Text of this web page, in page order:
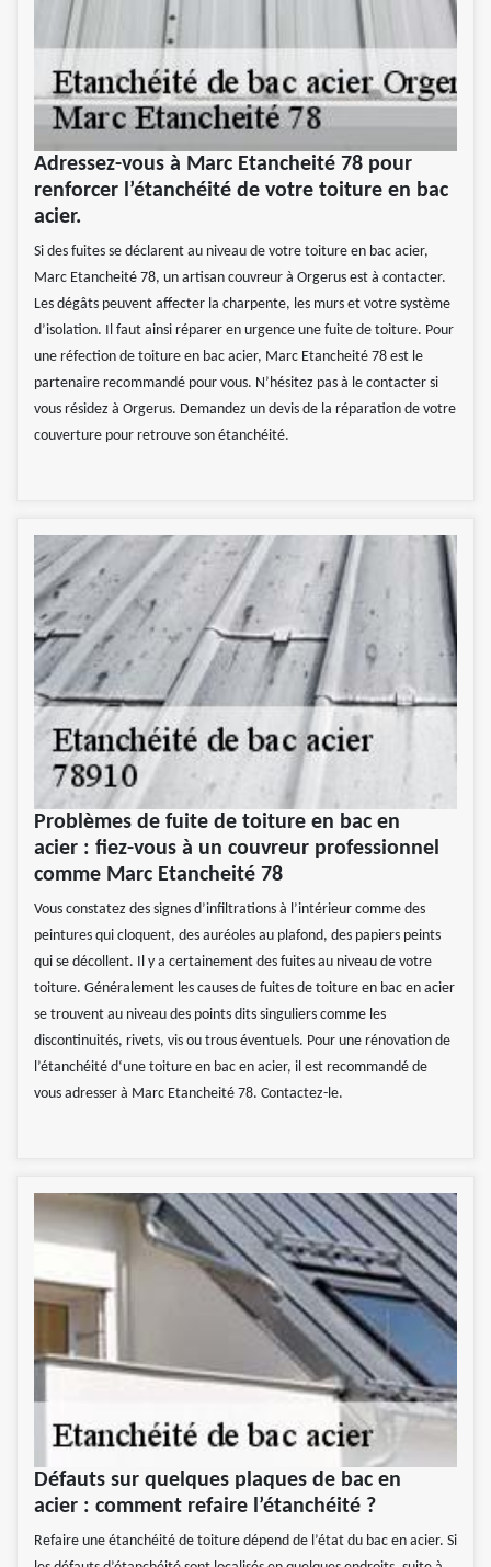
Adressez-vous à Marc Etancheité 78 pour
renforcer l’étanchéité de votre toiture en bac
acier.
Si des fuites se déclarent au niveau de votre toiture en bac acier,
Marc Etancheité 78, un artisan couvreur à Orgerus est à contacter.
Les dégâts peuvent affecter la charpente, les murs et votre système
d’isolation. Il faut ainsi réparer en urgence une fuite de toiture. Pour
une réfection de toiture en bac acier, Marc Etancheité 78 est le
partenaire recommandé pour vous. N’hésitez pas à le contacter si
vous résidez à Orgerus. Demandez un devis de la réparation de votre
couverture pour retrouve son étanchéité.
Problèmes de fuite de toiture en bac en
acier : fiez-vous à un couvreur professionnel
comme Marc Etancheité 78
Vous constatez des signes d’infiltrations à l’intérieur comme des
peintures qui cloquent, des auréoles au plafond, des papiers peints
qui se décollent. Il y a certainement des fuites au niveau de votre
toiture. Généralement les causes de fuites de toiture en bac en acier
se trouvent au niveau des points dits singuliers comme les
discontinuités, rivets, vis ou trous éventuels. Pour une rénovation de
l’étanchéité d‘une toiture en bac en acier, il est recommandé de
vous adresser à Marc Etancheité 78. Contactez-le.
Défauts sur quelques plaques de bac en
acier : comment refaire l’étanchéité ?
Refaire une étanchéité de toiture dépend de l’état du bac en acier. Si